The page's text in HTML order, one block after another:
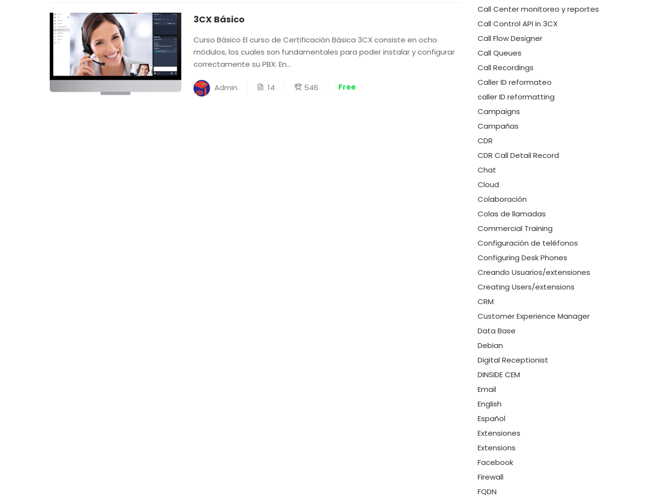
3CX Básico
Curso Básico El curso de Certificación Básica 3CX consiste en ocho
módulos, los cuales son fundamentales para poder instalar y configurar
correctamente su PBX. En...
Admin 14 546 Free
Call Center monitoreo y reportes
Call Control API in 3CX
Call Flow Designer
Call Queues
Call Recordings
Caller ID reformateo
caller ID reformatting
Campaigns
Campañas
CDR
CDR Call Detail Record
Chat
Cloud
Colaboración
Colas de llamadas
Commercial Training
Configuración de teléfonos
Configuring Desk Phones
Creando Usuarios/extensiones
Creating Users/extensions
CRM
Customer Experience Manager
Data Base
Debian
Digital Receptionist
DINSIDE CEM
Email
English
Español
Extensiones
Extensions
Facebook
Firewall
FQDN